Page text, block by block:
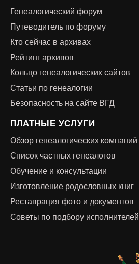
Генеалогический форум
Путеводитель по форуму
Кто сейчас в архивах
Рейтинг архивов
Кольцо генеалогических сайтов
Статьи по генеалогии
Безопасность на сайте ВГД
ПЛАТНЫЕ УСЛУГИ
Обзор генеалогических компаний
Список частных генеалогов
Обучение и консультации
Изготовление родословных книг
Реставрация фото и документов
Советы по подбору исполнителей